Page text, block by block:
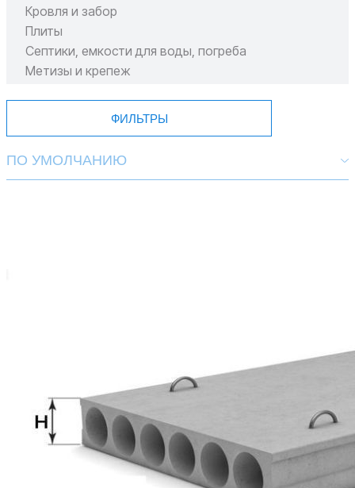
Кровля и забор
Плиты
Септики, емкости для воды, погреба
Метизы и крепеж
ФИЛЬТРЫ
ПО УМОЛЧАНИЮ